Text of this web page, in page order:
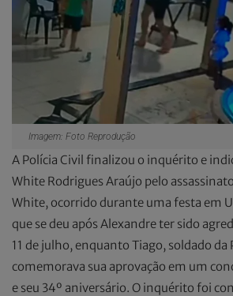
Imagem: Foto Reprodução
A Polícia Civil finalizou o inquérito e
White Rodrigues Araújo pelo
White, ocorrido durante uma festa em
que se deu após Alexandre ter sido
11 de julho, enquanto Tiago, soldado
comemorava sua aprovação em um
e seu 34º aniversário. O inquérito foi